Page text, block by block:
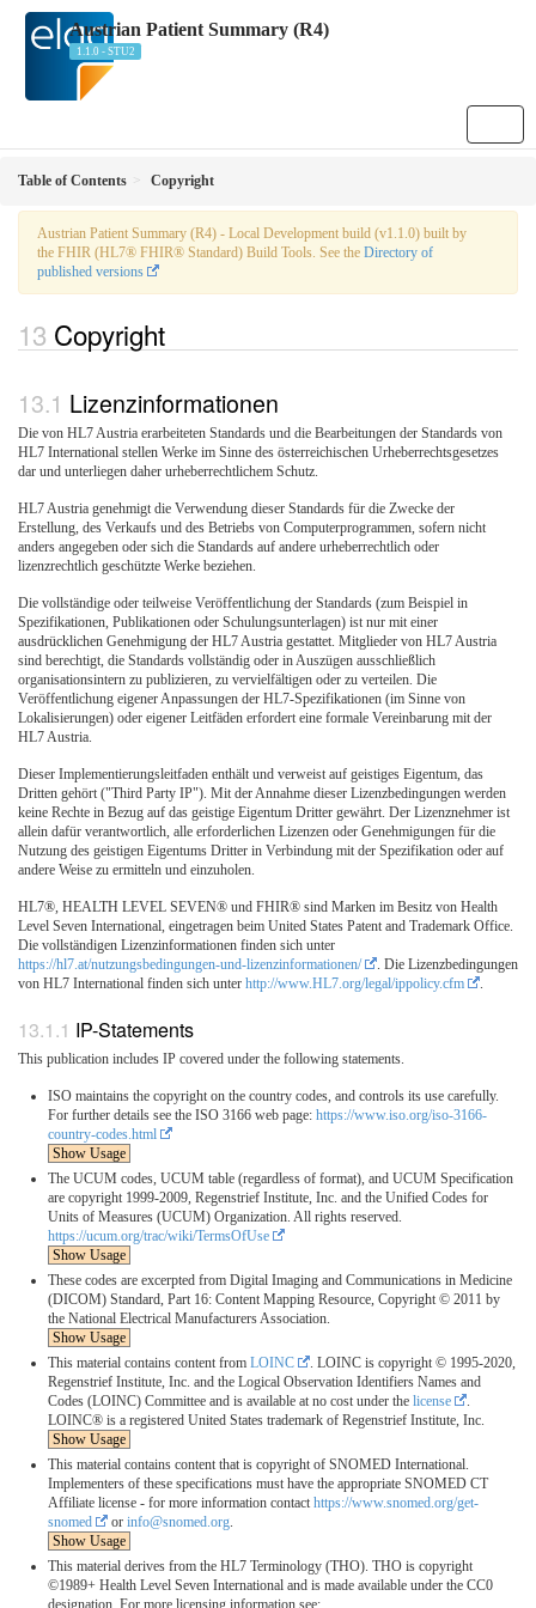
Austrian Patient Summary (R4)
1.1.0 - STU2
Table of Contents Copyright
Austrian Patient Summary (R4) - Local Development build (v1.1.0) built by
the FHIR (HL7® FHIR® Standard) Build Tools. See the Directory of
published versions
Copyright
Lizenzinformationen
Die von HL7 Austria erarbeiteten Standards und die Bearbeitungen der Standards von
HL7 International stellen Werke im Sinne des österreichischen Urheberrechtsgesetzes
dar und unterliegen daher urheberrechtlichem Schutz.
HL7 Austria genehmigt die Verwendung dieser Standards für die Zwecke der
Erstellung, des Verkaufs und des Betriebs von Computerprogrammen, sofern nicht
anders angegeben oder sich die Standards auf andere urheberrechtlich oder
lizenzrechtlich geschützte Werke beziehen.
Die vollständige oder teilweise Veröffentlichung der Standards (zum Beispiel in
Spezifikationen, Publikationen oder Schulungsunterlagen) ist nur mit einer
ausdrücklichen Genehmigung der HL7 Austria gestattet. Mitglieder von HL7 Austria
sind berechtigt, die Standards vollständig oder in Auszügen ausschließlich
organisationsintern zu publizieren, zu vervielfältigen oder zu verteilen. Die
Veröffentlichung eigener Anpassungen der HL7-Spezifikationen (im Sinne von
Lokalisierungen) oder eigener Leitfäden erfordert eine formale Vereinbarung mit der
HL7 Austria.
Dieser Implementierungsleitfaden enthält und verweist auf geistiges Eigentum, das
Dritten gehört ("Third Party IP"). Mit der Annahme dieser Lizenzbedingungen werden
keine Rechte in Bezug auf das geistige Eigentum Dritter gewährt. Der Lizenznehmer ist
allein dafür verantwortlich, alle erforderlichen Lizenzen oder Genehmigungen für die
Nutzung des geistigen Eigentums Dritter in Verbindung mit der Spezifikation oder auf
andere Weise zu ermitteln und einzuholen.
HL7®, HEALTH LEVEL SEVEN® und FHIR® sind Marken im Besitz von Health
Level Seven International, eingetragen beim United States Patent and Trademark Office.
Die vollständigen Lizenzinformationen finden sich unter
https://hl7.at/nutzungsbedingungen-und-lizenzinformationen/
. Die Lizenzbedingungen
von HL7 International finden sich unter http://www.HL7.org/legal/ippolicy.cfm
IP-Statements
This publication includes IP covered under the following statements.
ISO maintains the copyright on the country codes, and controls its use carefully.
For further details see the ISO 3166 web page: https://www.iso.org/iso-3166-
country-codes.html
Show Usage
The UCUM codes, UCUM table (regardless of format), and UCUM Specification
are copyright 1999-2009, Regenstrief Institute, Inc. and the Unified Codes for
Units of Measures (UCUM) Organization. All rights reserved.
https://ucum.org/trac/wiki/TermsOfUse
Show Usage
These codes are excerpted from Digital Imaging and Communications in Medicine
(DICOM) Standard, Part 16: Content Mapping Resource, Copyright © 2011 by
the National Electrical Manufacturers Association.
Show Usage
This material contains content from LOINC
. LOINC is copyright © 1995-2020,
Regenstrief Institute, Inc. and the Logical Observation Identifiers Names and
Codes (LOINC) Committee and is available at no cost under the license
.
LOINC® is a registered United States trademark of Regenstrief Institute, Inc.
Show Usage
This material contains content that is copyright of SNOMED International.
Implementers of these specifications must have the appropriate SNOMED CT
Affiliate license - for more information contact https://www.snomed.org/get-
snomed
or info@snomed.org.
Show Usage
This material derives from the HL7 Terminology (THO). THO is copyright
©1989+ Health Level Seven International and is made available under the CC0
designation. For more licensing information see: